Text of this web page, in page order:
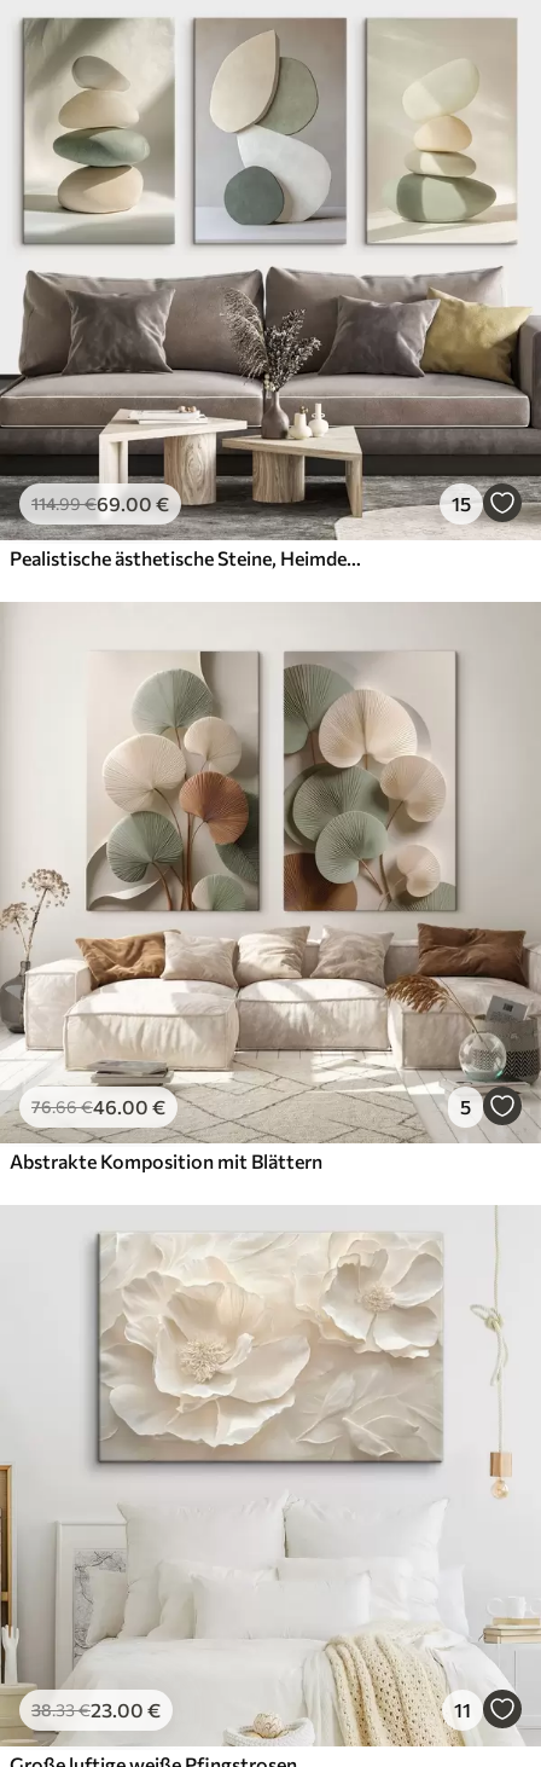
114.99€69.00 € 15
Pealistische ästhetische Steine, Heimdekoration, natürliche Beleuchtung
76.66€46.00 € 5
Abstrakte Komposition mit Blättern
38.33€23.00 € 11